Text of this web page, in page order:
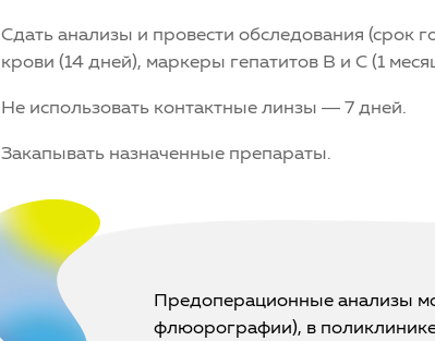
Сдать анализы и провести обследования (срок
крови (14 дней), маркеры гепатитов В и С (1
Не использовать контактные линзы — 7 дней.
Закапывать назначенные препараты.
Предоперационные анализы
флюорографии), в